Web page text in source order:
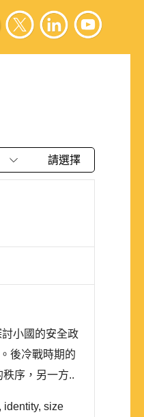
請選擇
小國的安全政
後冷戰時期的
序，另一方..
identity, size